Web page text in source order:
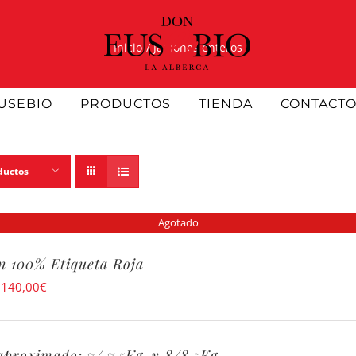
PRODUCTOS TIENDA CONTACTO
Inicio Jamones enteros
Agotado
100% Etiqueta Roja
140,00€